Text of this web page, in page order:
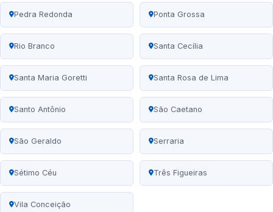
Pedra Redonda Ponta Grossa
Rio Branco Santa Cecília
Santa Maria Goretti Santa Rosa de Lima
Santo Antônio São Caetano
São Geraldo Serraria
Sétimo Céu Três Figueiras
Vila Conceição